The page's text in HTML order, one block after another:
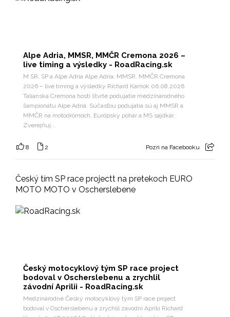
Alpe Adria, MMSR, MMČR Cremona 2026 –
live timing a výsledky - RoadRacing.sk
M SR, SP a Alpe Adria Alpe Adria, MMSR, MMČR Cremona
2026 – live timing a výsledky Richard Karnok 06.08.2026
Talianska Cremona hostí štvrté podujatie medzinárodného
šampionátu Alpe Adria. Súčasťou podujatia sú aj MMSR a
MMČR na motodrómoch, Európsky pohár a MS sajdkár.
Zverejňuj...
8 2 Pozri na Facebooku
Český tím SP race projectt na pretekoch EURO
MOTO MOTO v Oscherslebene
Český motocyklový tým SP race project
bodoval v Oscherslebenu a zrychlil
závodní Aprilii - RoadRacing.sk
Medzinárodné Český motocyklový tým SP race project
bodoval v Oscherslebenu a zrychlil závodní Aprilii Richard